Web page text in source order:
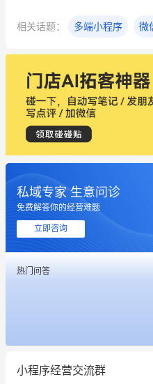
相关话题： 多端小程序 微
私域专家 生意问诊
免费解答你的经营难题
立即咨询
热门问答
小程序经营交流群
这个营销策划案例推
昨晚的直播课程太
冰墩墩货源充足需要